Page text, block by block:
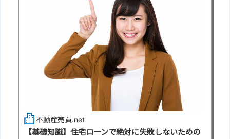
不動産売買.net
【基礎知識】住宅ローンで絶対に失敗しないための